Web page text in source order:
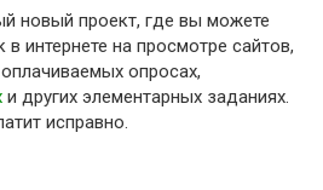
новый проект, где вы можете
интернете на просмотре сайтов,
опросах,
и других элементарных заданиях.
исправно.